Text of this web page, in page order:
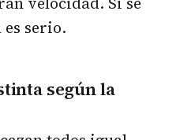
serio.
según la